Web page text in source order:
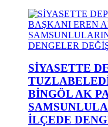
SİYASETTE
BİNGÖL AK
İLÇEDE